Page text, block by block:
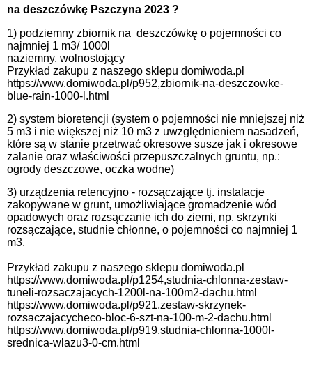
na deszczówkę Pszczyna 2023 ?
1) podziemny zbiornik na deszczówkę o pojemności co
najmniej 1 m3/ 1000l
naziemny, wolnostojący
Przykład zakupu z naszego sklepu domiwoda.pl
https://www.domiwoda.pl/p952,zbiornik-na-deszczowke-
blue-rain-1000-l.html
2) system bioretencji (system o pojemności nie mniejszej niż
5 m3 i nie większej niż 10 m3 z uwzględnieniem nasadzeń,
które są w stanie przetrwać okresowe susze jak i okresowe
zalanie oraz właściwości przepuszczalnych gruntu, np.:
ogrody deszczowe, oczka wodne)
3) urządzenia retencyjno - rozsączające tj. instalacje
zakopywane w grunt, umożliwiające gromadzenie wód
opadowych oraz rozsączanie ich do ziemi, np. skrzynki
rozsączające, studnie chłonne, o pojemności co najmniej 1
m3.
Przykład zakupu z naszego sklepu domiwoda.pl
https://www.domiwoda.pl/p1254,studnia-chlonna-zestaw-
tuneli-rozsaczajacych-1200l-na-100m2-dachu.html
https://www.domiwoda.pl/p921,zestaw-skrzynek-
rozsaczajacycheco-bloc-6-szt-na-100-m-2-dachu.html
https://www.domiwoda.pl/p919,studnia-chlonna-1000l-
srednica-wlazu3-0-cm.html